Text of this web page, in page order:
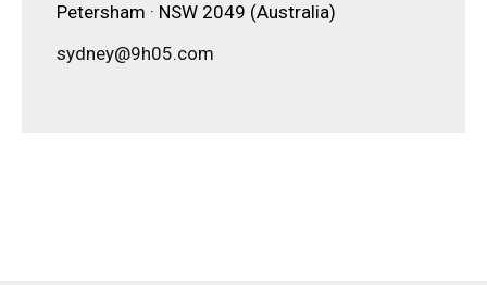
Petersham · NSW 2049 (Australia)
sydney@9h05.com